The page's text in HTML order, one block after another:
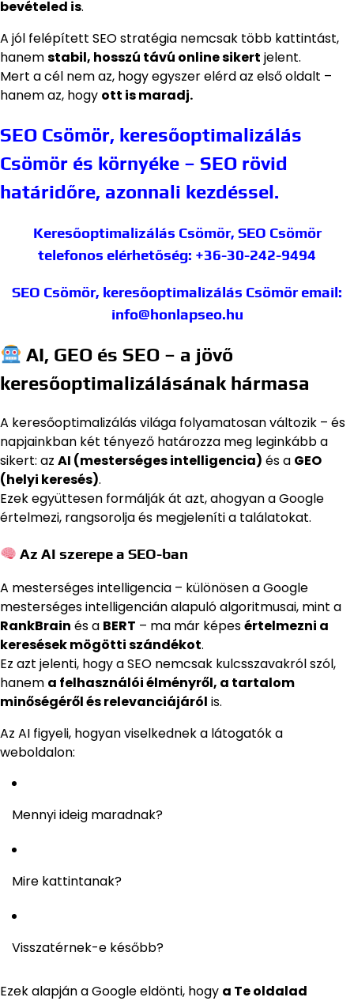
bevételed is.
A jól felépített SEO stratégia nemcsak több kattintást,
hanemstabil, hosszú távú online sikert jelent.
Mert a cél nem az, hogy egyszer elérd az első oldalt –
hanem az, hogy ott is maradj.
SEO Csömör, keresőoptimalizálás
Csömör és környéke – SEO rövid
határidőre, azonnali kezdéssel.
Keresőoptimalizálás Csömör, SEO Csömör
telefonos elérhetőség: +36-30-242-9494
SEO Csömör, keresőoptimalizálás Csömöremail:
info@honlapseo.hu
AI, GEO és SEO – a jövő
keresőoptimalizálásának hármasa
A keresőoptimalizálás világa folyamatosan változik – és
napjainkban két tényező határozza meg leginkább a
sikert: az AI (mesterséges intelligencia) és a GEO
(helyi keresés).
Ezek együttesen formálják át azt, ahogyan a Google
értelmezi, rangsorolja és megjeleníti a találatokat.
Az AI szerepe a SEO-ban
A mesterséges intelligencia – különösen a Google
mesterséges intelligencián alapuló algoritmusai, mint a
RankBrain és a BERT – ma már képesértelmezni a
keresések mögötti szándékot.
Ez azt jelenti, hogy a SEO nemcsak kulcsszavakról szól,
hanem a felhasználói élményről, a tartalom
minőségéről és relevanciájáról is.
Az AI figyeli, hogyan viselkednek a látogatók a
weboldalon:
Mennyi ideig maradnak?
Mire kattintanak?
Visszatérnek-e később?
Ezek alapján a Google eldönti, hogy a Te oldalad